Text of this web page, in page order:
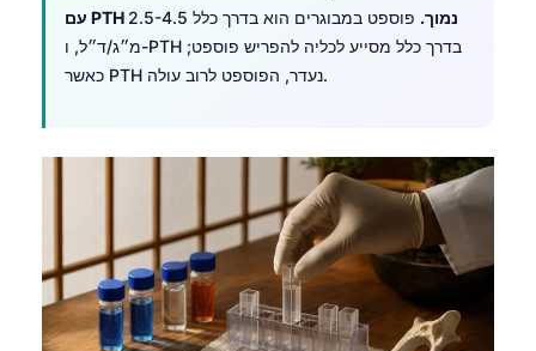
עם PTH נמוך.
פוספט במבוגרים הוא בדרך כלל 2.5-4.5
מ״ג/ד״ל, ו-PTH בדרך כלל מסייע לכליה להפריש פוספט;
כאשר PTH נעדר, הפוספט לרוב עולה.